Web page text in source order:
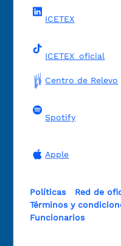
ICETEX
ICETEX_oficial
Centro de Relevo
Spotify
Apple
Políticas Red de
Términos y
Funcionarios